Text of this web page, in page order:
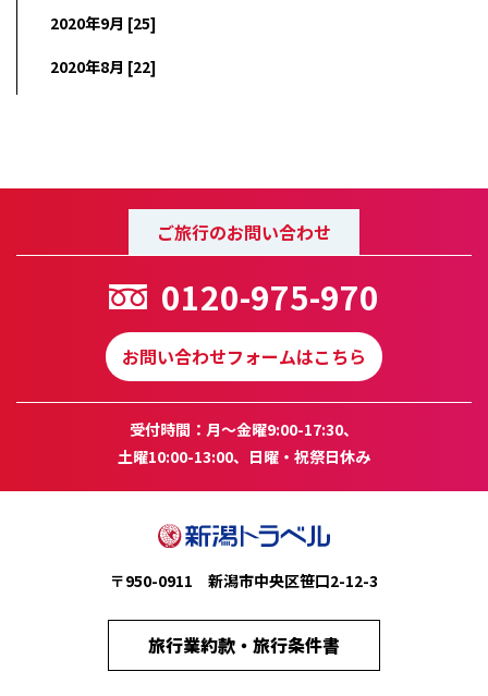
2020年9月 [25]
2020年8月 [22]
ご旅行のお問い合わせ
0120-975-970
お問い合わせフォームはこちら
受付時間：月～金曜9:00-17:30、
土曜10:00-13:00、日曜・祝祭日休み
〒950-0911 新潟市中央区笹口2-12-3
旅行業約款・旅行条件書